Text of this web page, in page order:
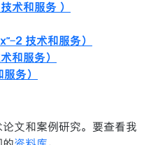
术和服务 ）
2 技术和服务）
和服务）
务）
文和案例研究。要查看我